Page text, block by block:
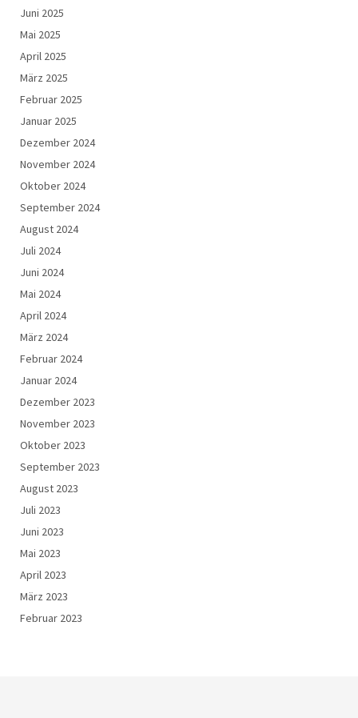
Juni 2025
Mai 2025
April 2025
März 2025
Februar 2025
Januar 2025
Dezember 2024
November 2024
Oktober 2024
September 2024
August 2024
Juli 2024
Juni 2024
Mai 2024
April 2024
März 2024
Februar 2024
Januar 2024
Dezember 2023
November 2023
Oktober 2023
September 2023
August 2023
Juli 2023
Juni 2023
Mai 2023
April 2023
März 2023
Februar 2023